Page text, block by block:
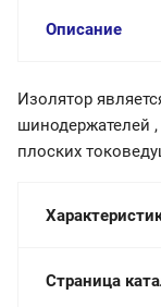
Описание
Изолятор
шинодержателей
плоских
Страница